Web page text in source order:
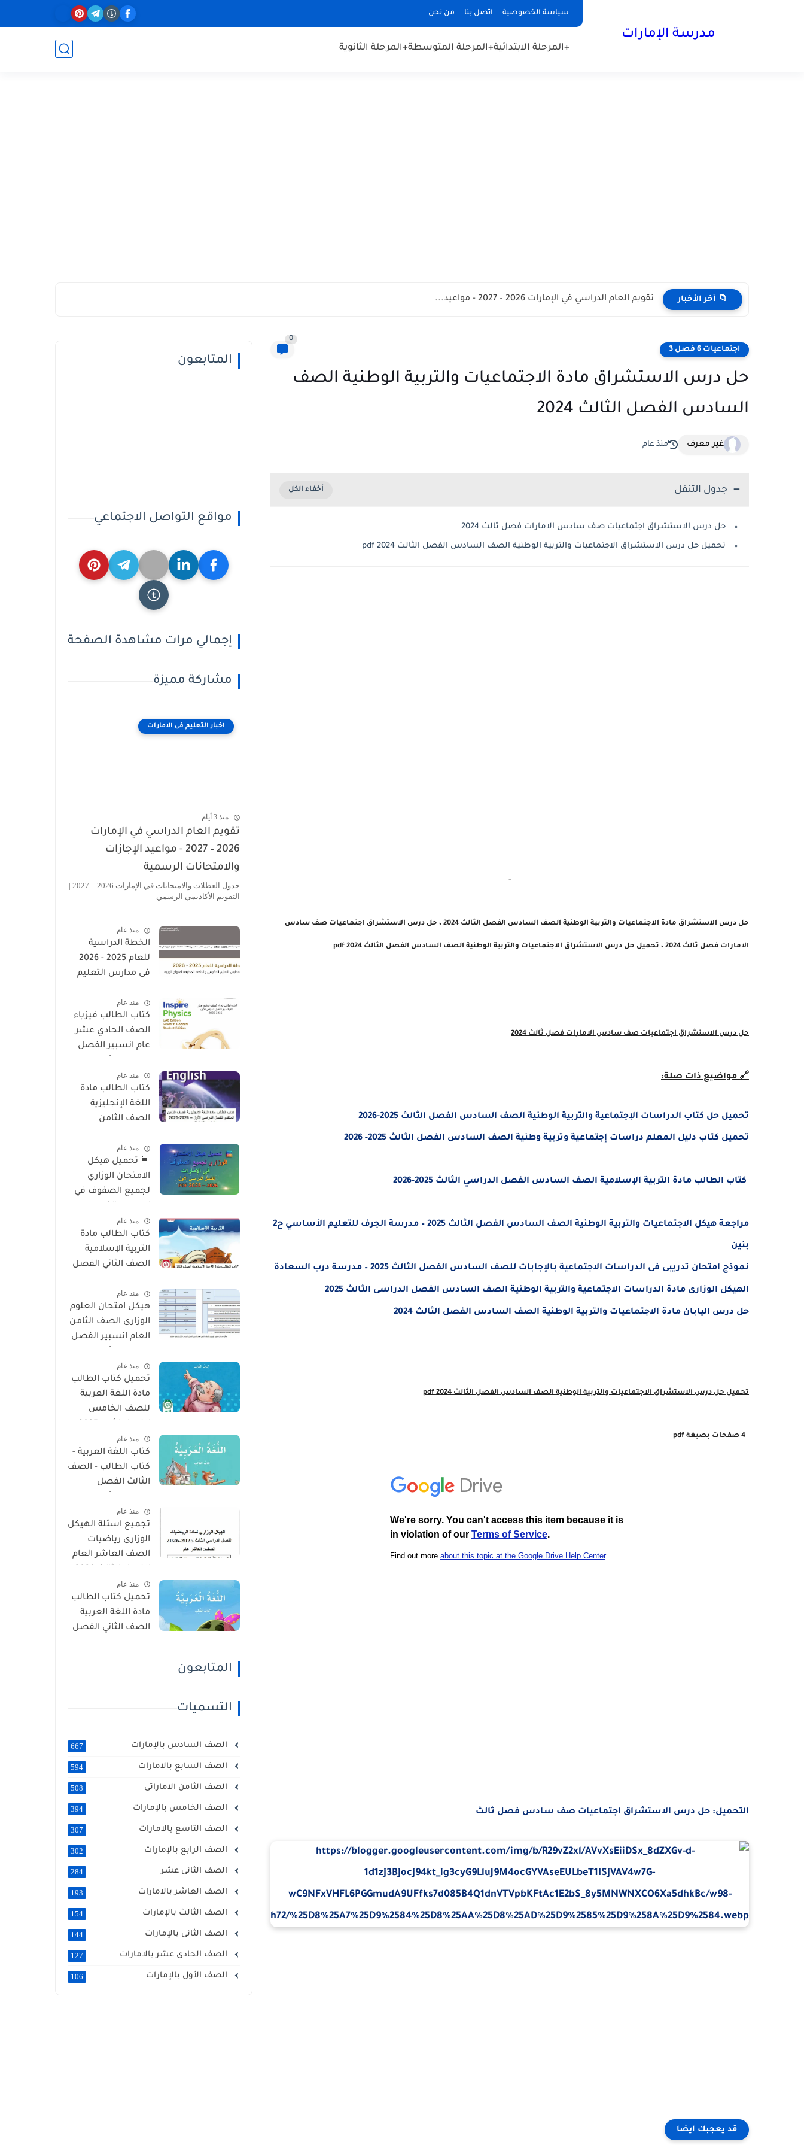
سياسة الخصوصية اتصل بنا من نحن
مدرسة الإمارات
+المرحلة الابتدائية+المرحلة المتوسطة+المرحلة الثانوية
📁 آخر الأخبار تقويم العام الدراسي في الإمارات 2026 – 2027 - مواعيد...
اجتماعيات 6 فصل 3
0
حل درس الاستشراق مادة الاجتماعيات والتربية الوطنية الصف
السادس الفصل الثالث 2024
غير معرف منذ عام
جدول التنقل
حل درس الاستشراق اجتماعيات صف سادس الامارات فصل ثالث 2024
تحميل حل درس الاستشراق الاجتماعيات والتربية الوطنية الصف السادس الفصل الثالث 2024 pdf
-
حل درس الاستشراق مادة الاجتماعيات والتربية الوطنية الصف السادس الفصل الثالث 2024 ، حل درس الاستشراق اجتماعيات صف سادس
الامارات فصل ثالث 2024 ، تحميل حل درس الاستشراق الاجتماعيات والتربية الوطنية الصف السادس الفصل الثالث 2024 pdf
حل درس الاستشراقاجتماعيات صف سادس الامارات فصل ثالث 2024
🔗مواضيع ذات صلة:
تحميل حل كتاب الدراسات الإجتماعية والتربية الوطنية الصف السادس الفصل الثالث 2025-2026
تحميل كتاب دليل المعلم دراسات إجتماعية وتربية وطنية الصف السادس الفصل الثالث 2025- 2026
كتاب الطالب مادة التربية الإسلامية الصف السادس الفصل الدراسي الثالث 2025-2026
مراجعة هيكل الاجتماعيات والتربية الوطنية الصف السادس الفصل الثالث 2025 – مدرسة الجرف للتعليم الأساسي ح2
بنين
نموذج امتحان تدريبى فى الدراسات الاجتماعية بالإجابات للصف السادس الفصل الثالث 2025 – مدرسة درب السعادة
الهيكل الوزارى مادة الدراسات الاجتماعية والتربية الوطنية الصف السادس الفصل الدراسى الثالث 2025
حل درس اليابان مادة الاجتماعيات والتربية الوطنية الصف السادس الفصل الثالث 2024
تحميل حلدرس الاستشراق الاجتماعيات والتربية الوطنية الصف السادس الفصل الثالث 2024 pdf
التحميل: حل درس الاستشراق اجتماعيات صف سادس فصل ثالث
قد يعجبك ايضا
المتابعون
مواقع التواصل الاجتماعي
إجمالي مرات مشاهدة الصفحة
مشاركة مميزة
اخبار التعليم فى الامارات
منذ 3 أيام
تقويم العام الدراسي في الإمارات
2026 – 2027 - مواعيد الإجازات
والامتحانات الرسمية
جدول العطلات والامتحانات في الإمارات 2026 – 2027 |
التقويم الأكاديمي الرسمي -
منذ عام
الخطة الدراسية
للعام 2025 - 2026
فى مدارس التعليم
المطبقة لمنهاج
الوزارة فى الامارات
منذ عام
كتاب الطالب فيزياء
الصف الحادي عشر
عام انسبير الفصل
2026منذ عام
كتاب الطالب مادة
اللغة الإنجليزية
الصف الثامن
2026 – المنهج
الإماراتي
منذ عام
📘 تحميل هيكل
الامتحان الوزاري
لجميع الصفوف في
2026 PDF
منذ عام
كتاب الطالب مادة
التربية الإسلامية
الصف الثاني الفصل
2026 منهج الاماراتمنذ عام
هيكل امتحان العلوم
الوزارى الصف الثامن
العام انسبير الفصل
2026منذ عام
تحميل كتاب الطالب
مادة اللغة العربية
للصف الخامس
2026 منهج الإماراتمنذ عام
كتاب اللغة العربية -
كتاب الطالب - الصف
الثالث الفصل
2026 منهج الإماراتمنذ عام
تجميع اسئلة الهيكل
الوزارى رياضيات
الصف العاشر العام
منذ عام
تحميل كتاب الطالب
مادة اللغة العربية
الصف الثاني الفصل
المتابعون
التسميات
الصف السادس بالإمارات 667
الصف السابع بالامارات 594
الصف الثامن الاماراتى 508
الصف الخامس بالإمارات 394
الصف التاسع بالامارات 307
الصف الرابع بالإمارات 302
الصف الثانى عشر 284
الصف العاشر بالامارات 193
الصف الثالث بالإمارات 154
الصف الثانى بالإمارات 144
الصف الحادى عشر بالامارات 127
الصف الأول بالإمارات 106